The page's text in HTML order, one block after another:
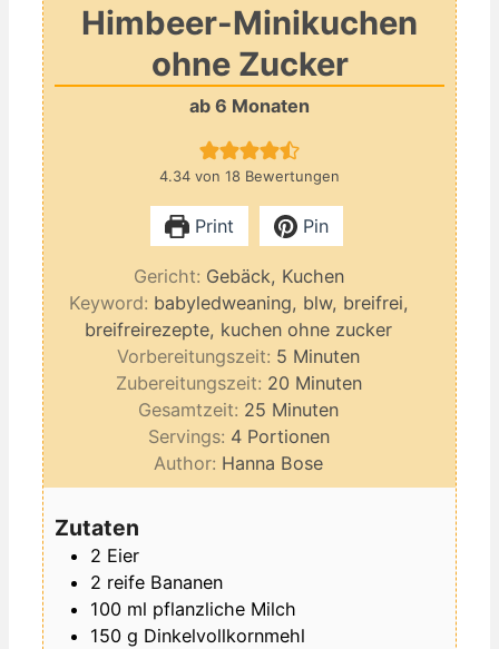
Himbeer-Minikuchen
ohne Zucker
ab 6 Monaten
4.34 von 18 Bewertungen
Print Pin
Gericht: Gebäck, Kuchen
Keyword: babyledweaning, blw, breifrei,
breifreirezepte, kuchen ohne zucker
Vorbereitungszeit: 5 Minuten
Minuten
Zubereitungszeit: 20Minuten
Minuten
Gesamtzeit: 25 Minuten
Minuten
Servings: 4 Portionen
Author: Hanna Bose
Zutaten
2 Eier
2 reife Bananen
100 ml pflanzliche Milch
150 g Dinkelvollkornmehl